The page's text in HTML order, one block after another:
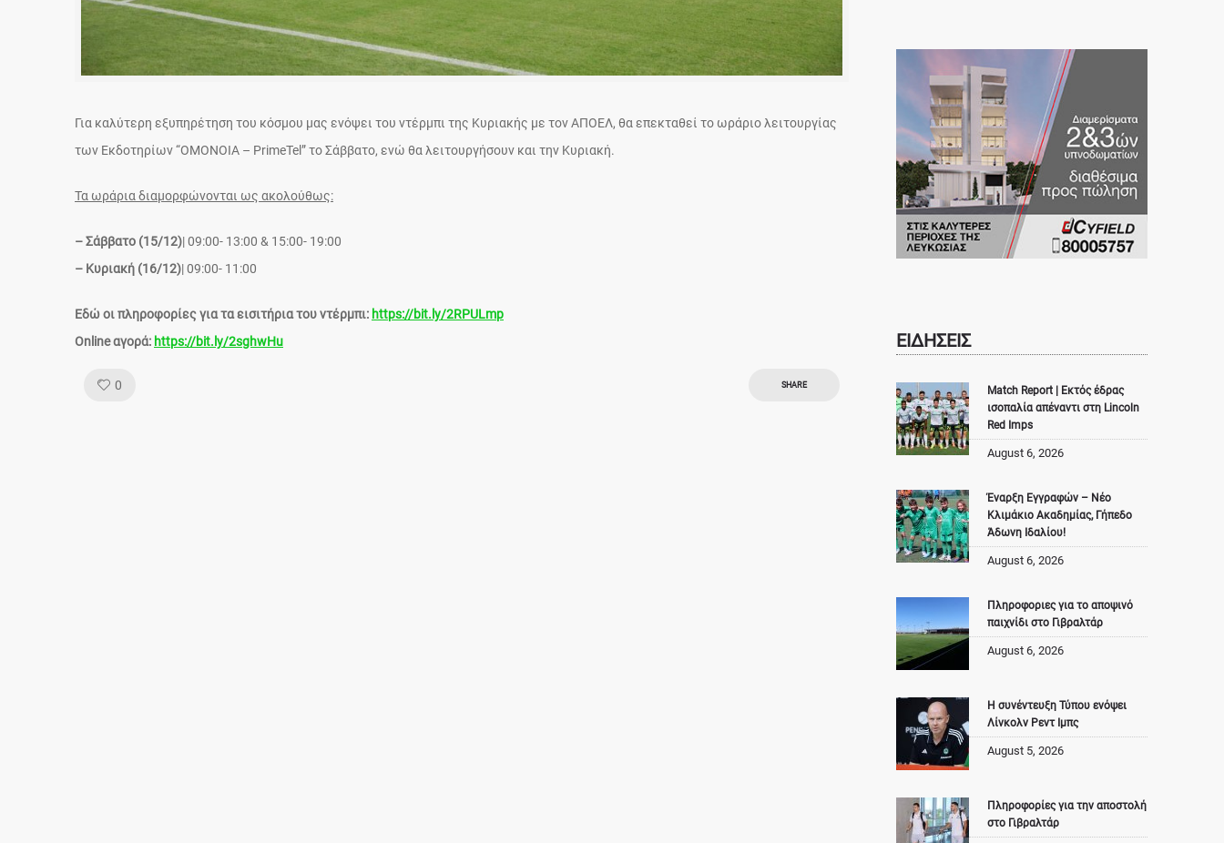
Για καλύτερη εξυπηρέτηση του κόσμου μας ενόψει του ντέρμπι της Κυριακής με τον ΑΠΟΕΛ, θα επεκταθεί το ωράριο λειτουργίας
των Εκδοτηρίων “ΟΜΟΝΟΙΑ – PrimeTel” το Σάββατο, ενώ θα λειτουργήσουν και την Κυριακή.
Τα ωράρια διαμορφώνονται ως ακολούθως:
– Σάββατο (15/12)| 09:00- 13:00 & 15:00- 19:00
– Κυριακή (16/12)| 09:00- 11:00
Εδώ οι πληροφορίες για τα εισιτήρια του ντέρμπι: https://bit.ly/2RPULmp
Online αγορά: https://bit.ly/2sghwHu
0 SHARE
ΕΙΔΗΣΕΙΣ
Match Report | Εκτός έδρας
ισοπαλία απέναντι στη Lincoln
Red Imps
August 6, 2026
Έναρξη Εγγραφών – Νέο
Κλιμάκιο Ακαδημίας, Γήπεδο
Άδωνη Ιδαλίου!
August 6, 2026
Πληροφοριες για το αποψινό
παιχνίδι στο Γιβραλτάρ
August 6, 2026
Η συνέντευξη Τύπου ενόψει
Λίνκολν Ρεντ Ιμπς
August 5, 2026
Πληροφορίες για την αποστολή
στο Γιβραλτάρ